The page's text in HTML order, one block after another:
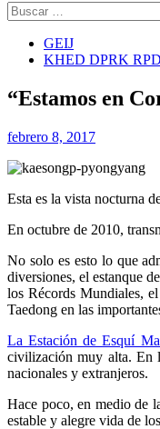
Buscar:
GEIJ
KHED DPRK
“Estamos en
febrero 8, 2017
Esta es la vista nocturna
En octubre de 2010,
No solo es esto lo que
diversiones, el estanque
los Récords Mundiales,
Taedong en las
La Estación de Esquí
civilización muy alta. En
nacionales y extranjeros.
Hace poco, en medio de
estable y alegre vida de